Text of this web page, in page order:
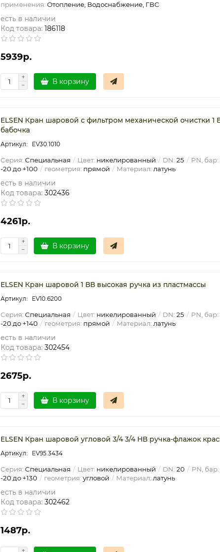
применения: Отопление, Водоснабжение, ГВС
есть в наличии
Код товара: 186118
5939р.
В корзину
ELSEN Кран шаровой с фильтром механической очистки 1
бабочка
EV30.1010
Серия: Специальная Цвет: никелированный DN: 25 PN, бар:
-20 до +100
геометрия: прямой Материал: латунь
есть в наличии
Код товара: 302436
4261р.
В корзину
ELSEN Кран шаровой 1 ВВ высокая ручка из пластмассы
EV10.6200
Серия: Специальная Цвет: никелированный DN: 25 PN, бар:
-20 до +140
геометрия: прямой Материал: латунь
есть в наличии
Код товара: 302454
2675р.
В корзину
ELSEN Кран шаровой угловой 3/4 3/4 НВ ручка-флажок
EV95.3434
Серия: Специальная Цвет: никелированный DN: 20 PN, бар:
-20 до +130
геометрия: угловой Материал: латунь
есть в наличии
Код товара: 302462
1487р.